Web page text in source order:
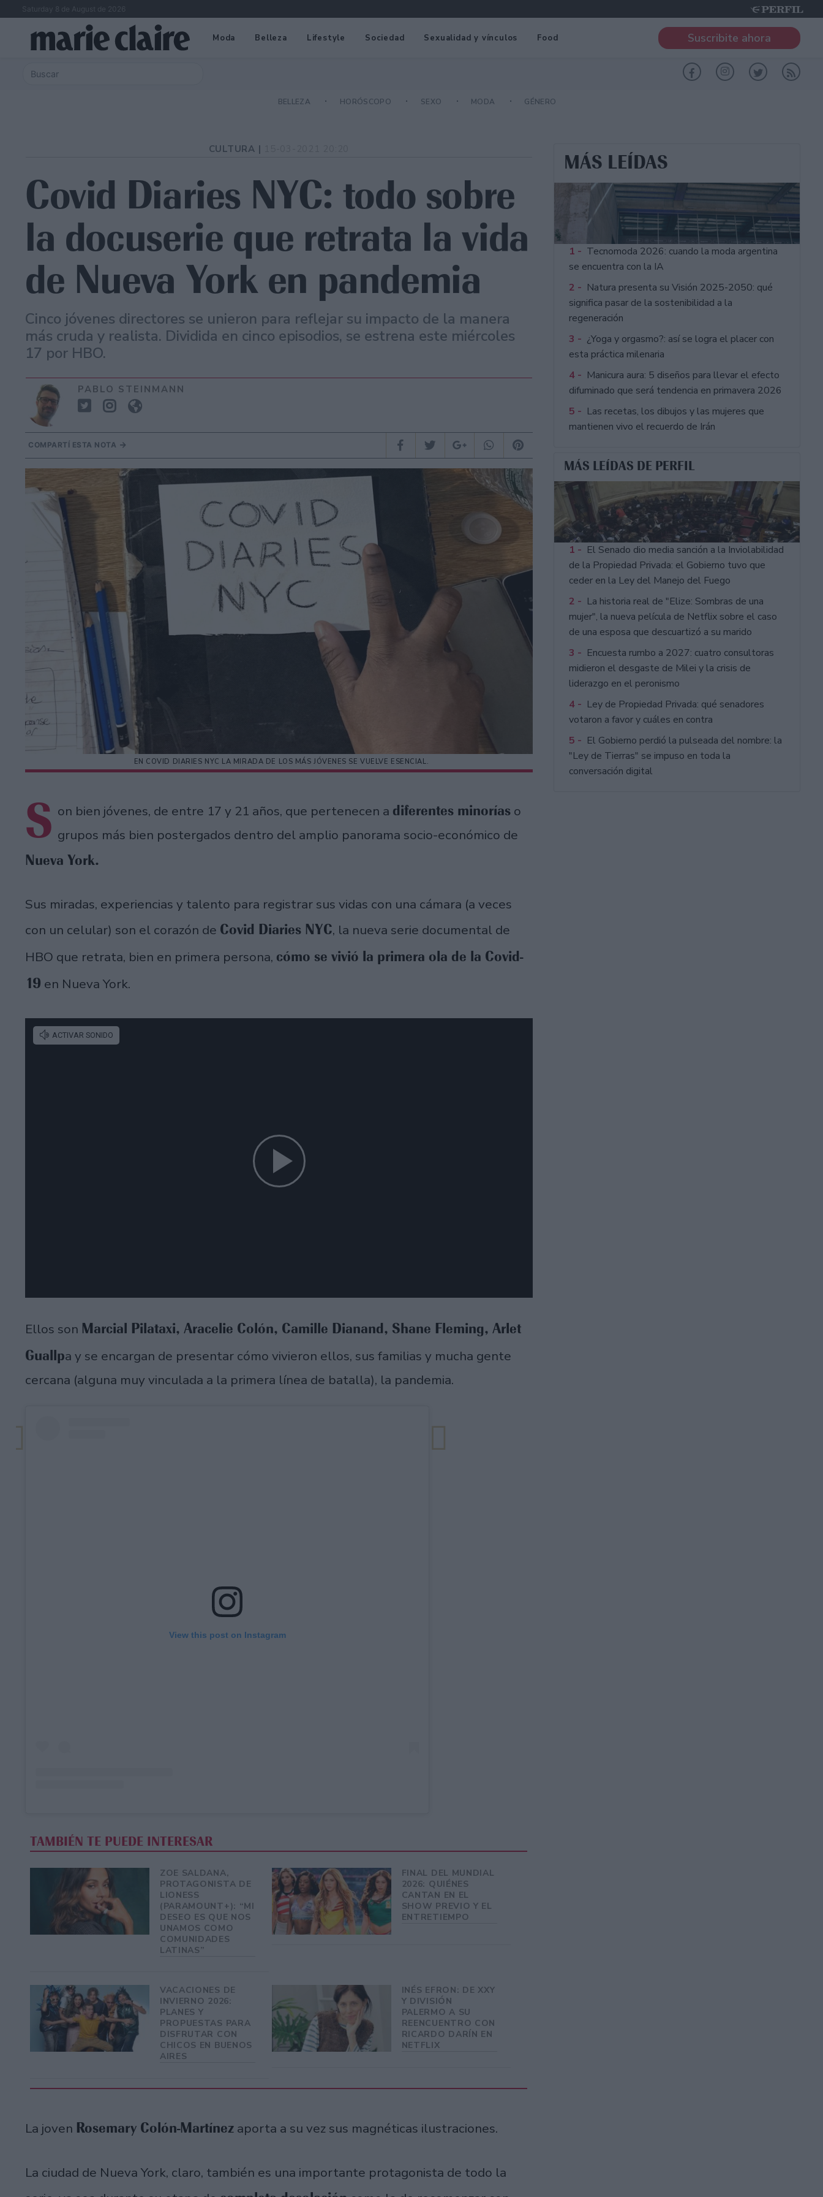
Saturday 8 de August de 2026
Moda Belleza Lifestyle Sociedad Sexualidad y vínculos Food Suscribite ahora
BELLEZA HORÓSCOPO SEXO MODA GÉNERO
CULTURA |
Covid Diaries NYC: todo sobre
la docuserie que retrata la vida
de Nueva York en pandemia
Cinco jóvenes directores se unieron para reflejar su impacto de la manera
más cruda y realista. Dividida en cinco episodios, se estrena este miércoles
17 por HBO.
PABLO STEINMANN
COMPARTÍ ESTA NOTA
EN COVID DIARIES NYC LA MIRADA DE LOS MÁS JÓVENES SE VUELVE ESENCIAL.
S on bien jóvenes, de entre 17 y 21 años, que pertenecen a diferentes minorías o
grupos más bien postergados dentro del amplio panorama socio-económico de
Nueva York.
Sus miradas, experiencias y talento para registrar sus vidas con una cámara (a veces
con un celular) son el corazón de Covid Diaries NYC, la nueva serie documental de
HBO que retrata, bien en primera persona, cómo se vivió la primera ola de la Covid-
19 en Nueva York.
Ellos son Marcial Pilataxi, Aracelie Colón, Camille Dianand, Shane Fleming, Arlet
Guallpa y se encargan de presentar cómo vivieron ellos, sus familias y mucha gente
cercana (alguna muy vinculada a la primera línea de batalla), la pandemia.
View this post on Instagram
TAMBIÉN TE PUEDE INTERESAR
ZOE SALDANA,
PROTAGONISTA DE
LIONESS
(PARAMOUNT+): “MI
DESEO ES QUE NOS
UNAMOS COMO
COMUNIDADES
LATINAS”
FINAL DEL MUNDIAL
2026: QUIÉNES
CANTAN EN EL
SHOW PREVIO Y EL
ENTRETIEMPO
VACACIONES DE
INVIERNO 2026:
PLANES Y
PROPUESTAS PARA
DISFRUTAR CON
CHICOS EN BUENOS
AIRES
INÉS EFRON: DE XXY
Y DIVISIÓN
PALERMO A SU
REENCUENTRO CON
RICARDO DARÍN EN
NETFLIX
La joven Rosemary Colón-Martínez aporta a su vez sus magnéticas ilustraciones.
La ciudad de Nueva York, claro, también es una importante protagonista de todo la
MÁS LEÍDAS
1 - Tecnomoda 2026: cuando la moda argentina
se encuentra con la IA
2 - Natura presenta su Visión 2025-2050: qué
significa pasar de la sostenibilidad a la
regeneración
3 - ¿Yoga y orgasmo?: así se logra el placer con
esta práctica milenaria
4 - Manicura aura: 5 diseños para llevar el efecto
difuminado que será tendencia en primavera 2026
5 - Las recetas, los dibujos y las mujeres que
mantienen vivo el recuerdo de Irán
MÁS LEÍDAS DE PERFIL
1 - El Senado dio media sanción a la Inviolabilidad
de la Propiedad Privada: el Gobierno tuvo que
ceder en la Ley del Manejo del Fuego
2 - La historia real de "Elize: Sombras de una
mujer", la nueva película de Netflix sobre el caso
de una esposa que descuartizó a su marido
3 - Encuesta rumbo a 2027: cuatro consultoras
midieron el desgaste de Milei y la crisis de
liderazgo en el peronismo
4 - Ley de Propiedad Privada: qué senadores
votaron a favor y cuáles en contra
5 - El Gobierno perdió la pulseada del nombre: la
"Ley de Tierras" se impuso en toda la
conversación digital